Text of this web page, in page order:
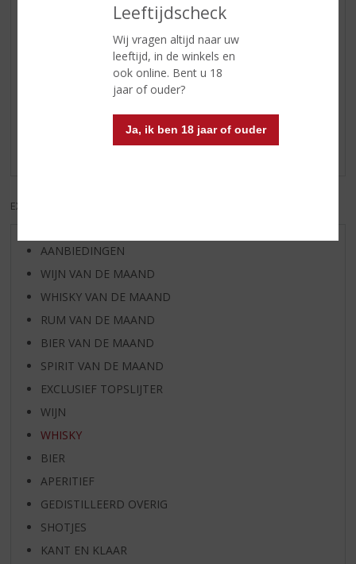
Leeftijdscheck
Wij vragen altijd naar uw
leeftijd, in de winkels en
ook online. Bent u 18
jaar of ouder?
Ja, ik ben 18 jaar of ouder
medium lang met een peperige
afdronk.
Reviews
Schrijf een review
EXCL. BTW
AANBIEDINGEN
WIJN VAN DE MAAND
WHISKY VAN DE MAAND
RUM VAN DE MAAND
BIER VAN DE MAAND
SPIRIT VAN DE MAAND
EXCLUSIEF TOPSLIJTER
WIJN
WHISKY
BIER
APERITIEF
GEDISTILLEERD OVERIG
SHOTJES
KANT EN KLAAR